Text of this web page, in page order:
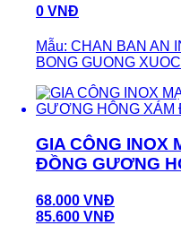
0 VNĐ
Mẫu: CHAN BAN AN
BONG GUONG
GIA CÔNG INOX
ĐỒNG GƯƠNG
68.000 VNĐ
85.600 VNĐ